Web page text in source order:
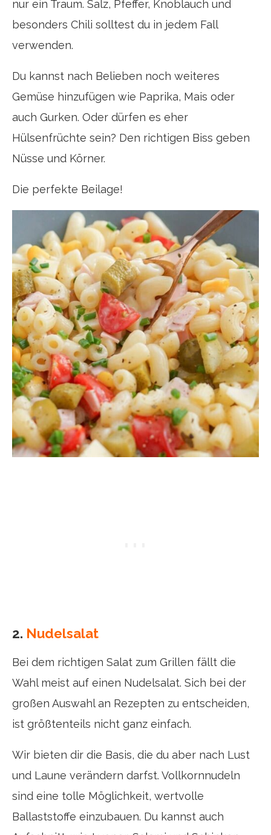
nur ein Traum. Salz, Pfeffer, Knoblauch und
besonders Chili solltest du in jedem Fall
verwenden.
Du kannst nach Belieben noch weiteres
Gemüse hinzufügen wie Paprika, Mais oder
auch Gurken. Oder dürfen es eher
Hülsenfrüchte sein? Den richtigen Biss geben
Nüsse und Körner.
Die perfekte Beilage!
2. Nudelsalat
Bei dem richtigen Salat zum Grillen fällt die
Wahl meist auf einen Nudelsalat. Sich bei der
großen Auswahl an Rezepten zu entscheiden,
ist größtenteils nicht ganz einfach.
Wir bieten dir die Basis, die du aber nach Lust
und Laune verändern darfst. Vollkornnudeln
sind eine tolle Möglichkeit, wertvolle
Ballaststoffe einzubauen. Du kannst auch